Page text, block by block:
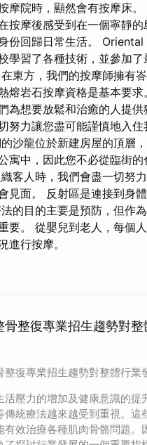
摩院時，顯然會有按摩床
按摩後感受到在一個寧靜
份回歸日常生活。 Oriental
學習了各種技術，並參加
東方，我們的按摩師擁有
熔岩石按摩資格是基本要
為想要放鬆和治癒的人提供
努力讓您盡可能謹慎地入住
沙龍位於新建房屋的頂層
寓中，因此您不必從臨街
客人時，我們會盡一切努
見面。 反射區是連接到身
的目的主要是預防，但作
要。 從嬰兒到老人，每個
進行按摩。
骨整復專業招生趨勢對
整復專業招生趨勢對整體行業
壓力的增加及健康意識的提
傳統療法越來越受到重視。這
有效治療各種肌肉骨骼問題。